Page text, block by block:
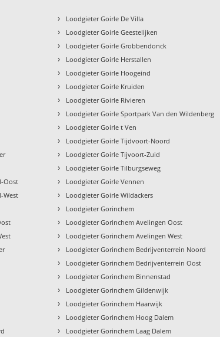
Oost
West
› Loodgieter Goirle De Villa
› Loodgieter Goirle Geestelijken
› Loodgieter Goirle Grobbendonck
› Loodgieter Goirle Herstallen
› Loodgieter Goirle Hoogeind
› Loodgieter Goirle Kruiden
› Loodgieter Goirle Rivieren
› Loodgieter Goirle Sportpark Van den Wildenberg
› Loodgieter Goirle t Ven
› Loodgieter Goirle Tijdvoort-Noord
› Loodgieter Goirle Tijvoort-Zuid
› Loodgieter Goirle Tilburgseweg
› Loodgieter Goirle Vennen
› Loodgieter Goirle Wildackers
› Loodgieter Gorinchem
› Loodgieter Gorinchem Avelingen Oost
› Loodgieter Gorinchem Avelingen West
› Loodgieter Gorinchem Bedrijventerrein Noord
› Loodgieter Gorinchem Bedrijventerrein Oost
› Loodgieter Gorinchem Binnenstad
› Loodgieter Gorinchem Gildenwijk
› Loodgieter Gorinchem Haarwijk
› Loodgieter Gorinchem Hoog Dalem
› Loodgieter Gorinchem Laag Dalem